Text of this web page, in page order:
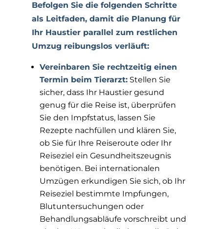
Befolgen Sie die folgenden Schritte
als Leitfaden, damit die Planung für
Ihr Haustier parallel zum restlichen
Umzug reibungslos verläuft:
Vereinbaren Sie rechtzeitig einen
Termin beim Tierarzt:Stellen Sie
sicher, dass Ihr Haustier gesund
genug für die Reise ist, überprüfen
Sie den Impfstatus, lassen Sie
Rezepte nachfüllen und klären Sie,
ob Sie für Ihre Reiseroute oder Ihr
Reiseziel ein Gesundheitszeugnis
benötigen. Bei internationalen
Umzügen erkundigen Sie sich, ob Ihr
Reiseziel bestimmte Impfungen,
Blutuntersuchungen oder
Behandlungsabläufe vorschreibt und